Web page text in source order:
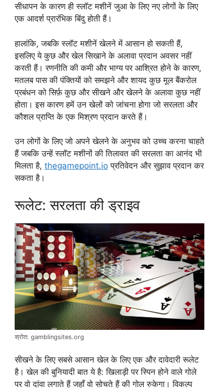
सीधापन के कारण ही स्लॉट मशीनें जुआ के लिए नए लोगों के लिए
एक आदर्श प्रारंभिक बिंदु होती हैं।
हालांकि, जबकि स्लॉट मशीनें खेलने में आसान हो सकती हैं,
इसलिए ये कुछ और खेल सिखाने के अलावा प्रदान अवसर नहीं
करती हैं। रणनीति की कमी और भाग्य पर आश्रित होने के कारण,
मतलब पास की पंक्तियों को समझने और शायद कुछ मूल बैंकरोल
प्रबंधन को सिर्फ़ कुछ और सीखने और खेलने के अलावा कुछ नहीं
होता। इस कारण हमें उन खेलों को जांचना होगा जो सरलता और
कौशल प्राप्ति के एक मिश्रण प्रदान करते हैं।
उन लोगों के लिए जो अपने खेलने के अनुभव को उच्च करना चाहते
हैं जबकि उन्हें स्लॉट मशीनों की तिलावत की सरलता का आनंद भी
मिलता है, thegamepoint.io प्रतिवेदन और सुझाव प्रदान कर
सकता है।
रूलेट: सरलता की ड्राइव
स्रोत: gamblingsites.org
सीखने के लिए सबसे आसान खेल के लिए एक और दावेदारी रूलेट
है। खेल की बुनियादी बात ये है: खिलाड़ी पर स्पिन होने वाले गोले
पर वो दांवा लगाते हैं जहाँ वो सोचते हैं की गोल रुकेगा। विकल्प